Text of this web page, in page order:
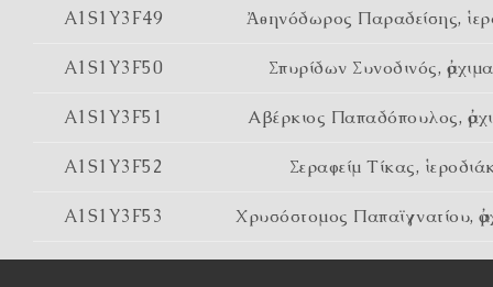
A1S1Y3F49 Ἀθηνόδωρος Παραδείσης,
A1S1Y3F50 Σπυρίδων Συνοδινός,
A1S1Y3F51 Αβέρκιος Παπαδόπουλος,
A1S1Y3F52 Σεραφείμ Τίκας,
A1S1Y3F53 Χρυσόστομος Παπαϊγνατίου,